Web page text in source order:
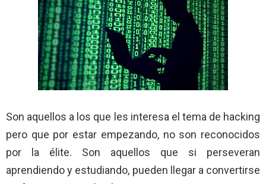
Son aquellos a los que les interesa el tema de hacking
pero que por estar empezando, no son reconocidos
por la élite. Son aquellos que si perseveran
aprendiendo y estudiando, pueden llegar a convertirse